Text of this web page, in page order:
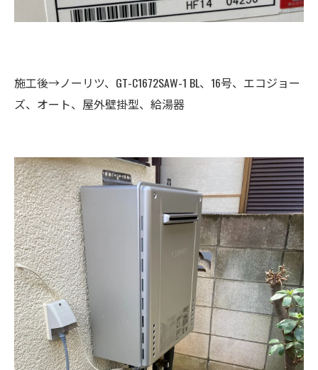
施工後→ノーリツ、GT-C1672SAW-1 BL、16号、エコジョー
ズ、オート、屋外壁掛型、給湯器